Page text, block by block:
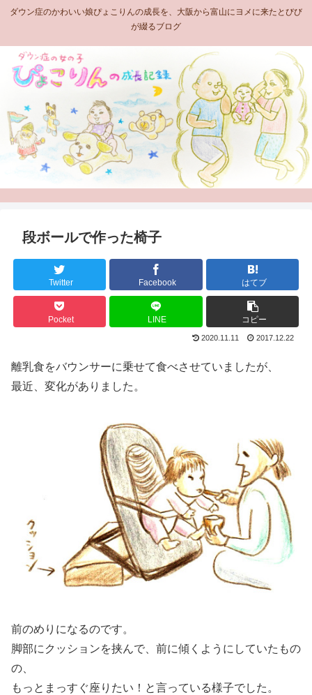
ダウン症のかわいい娘ぴょこりんの成長を、大阪から富山にヨメに来たとびび
が綴るブログ
段ボールで作った椅子
Twitter Facebook はてブ
Pocket LINE コピー
2020.11.11 2017.12.22
離乳食をバウンサーに乗せて食べさせていましたが、
最近、変化がありました。
前のめりになるのです。
脚部にクッションを挟んで、前に傾くようにしていたもの
の、
もっとまっすぐ座りたい！と言っている様子でした。